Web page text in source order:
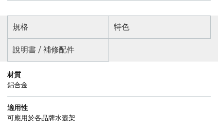
規格 特色
說明書 / 補修配件
材質
鋁合金
適用性
可應用於各品牌水壺架